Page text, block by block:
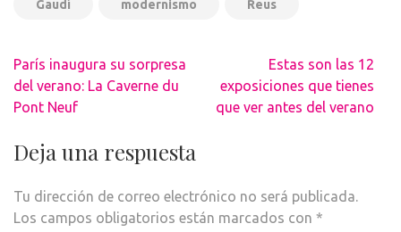
Gaudí modernismo Reus
Navegación
de
entradas
París inaugura su sorpresa
del verano: La Caverne du
Pont Neuf
Estas son las 12
exposiciones que tienes
que ver antes del verano
Deja una respuesta
Tu dirección de correo electrónico no será publicada.
Los campos obligatorios están marcados con *